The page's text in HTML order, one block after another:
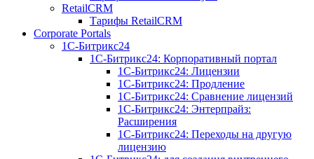
RetailCRM
Тарифы RetailCRM
Corporate Portals
1С-Битрикс24
1С-Битрикс24: Корпоративный портал
1С-Битрикс24: Лицензии
1С-Битрикс24: Продление
1С-Битрикс24: Сравнение лицензий
1С-Битрикс24: Энтерпрайз:
Расширения
1С-Битрикс24: Переходы на другую
лицензию